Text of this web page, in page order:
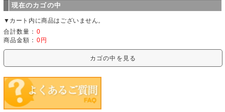
現在のカゴの中
▼カート内に商品はございません。
合計数量： 0
商品金額： 0円
カゴの中を見る